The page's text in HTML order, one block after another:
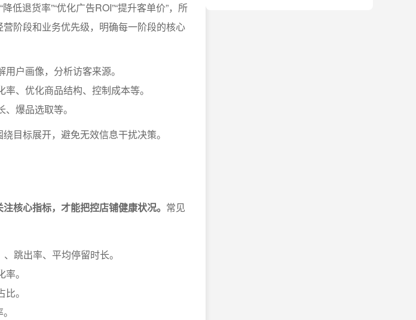
低退货率”“优化广告ROI”“提升客单价”，所
阶段和业务优先级，明确每一阶段的核心
户画像，分析访客来源。
、优化商品结构、控制成本等。
爆品选取等。
目标展开，避免无效信息干扰决策。
核心指标，才能把控店铺健康状况。 常见
跳出率、平均停留时长。
。
。